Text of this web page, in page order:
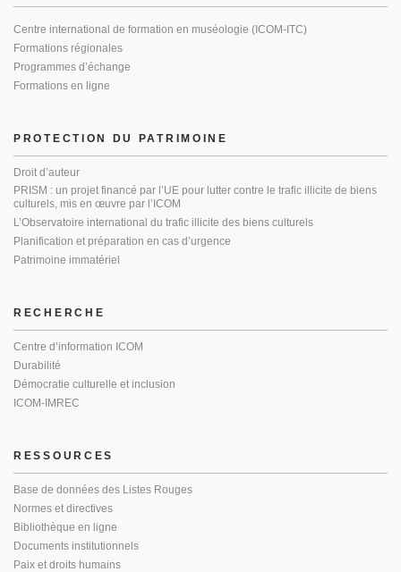
PROTECTION DU PATRIMOINE
Droit d’auteur
PRISM : un projet financé par l’UE pour lutter contre le trafic illicite de biens
culturels, mis en œuvre par l’ICOM
L’Observatoire international du trafic illicite des biens culturels
Planification et préparation en cas d’urgence
Patrimoine immatériel
Centre international de formation en muséologie (ICOM-ITC)
Formations régionales
Programmes d’échange
Formations en ligne
RECHERCHE
Centre d’information ICOM
Durabilité
Démocratie culturelle et inclusion
ICOM-IMREC
RESSOURCES
Base de données des Listes Rouges
Normes et directives
Bibliothèque en ligne
Documents institutionnels
Paix et droits humains